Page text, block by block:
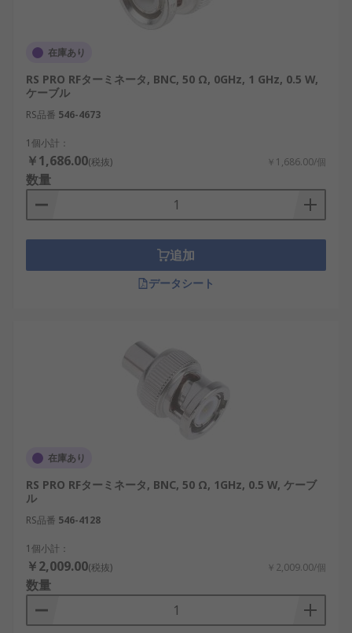
ットワーク解析装置などの精密用途に適していま
RFターミネータの種類
RFターミネータには、使用環境や接続方式に応じて
プとその特徴です。
同軸終端器
準的なタイプ。広帯域に対応し、信号損失が
少ない。
SMA終端器：小型・高精度で、測定器や通信
装置に広く使用されます。
：汎用性が高く、研究機関や教育
や基地局などに使用。
：耐振動性に優れ、移動体通信や
輸送システムで使用されます。
：高精度な反射防止を実現する産業
用の標準タイプで、国内外の設備に採用され
ています。
RFターミネータの利点
化し、誤動作を防ぐための重要なコンポーネントで
す。特に国内では、AI、IoT、半導体製造、再生可
能エネルギー設備など、高信頼性が求められる分野
で多用されています。
在庫あり
RS PRO RFターミネータ, BNC, 50 Ω, 0GHz, 1 GHz, 0.5 W,
ケーブル
RS品番 546-4673
1個小計：
￥1,686.00(税抜) ￥1,686.00/個
数量
追加
データシート
在庫あり
RS PRO RFターミネータ, BNC, 50 Ω, 1GHz, 0.5 W, ケーブ
ル
RS品番 546-4128
1個小計：
￥2,009.00(税抜) ￥2,009.00/個
数量